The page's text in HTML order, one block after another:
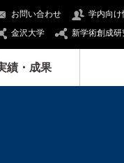
学内向け
お問い合わせ
新学術創成研
金沢大学
績・成果